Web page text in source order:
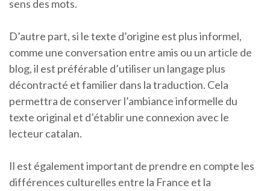
sens des mots.
D’autre part, si le texte d’origine est plus informel,
comme une conversation entre amis ou un article de
blog, il est préférable d’utiliser un langage plus
décontracté et familier dans la traduction. Cela
permettra de conserver l’ambiance informelle du
texte original et d’établir une connexion avec le
lecteur catalan.
Il est également important de prendre en compte les
différences culturelles entre la France et la